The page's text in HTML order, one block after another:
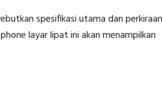
spesifikasi utama dan perkiraan
layar lipat ini akan menampilkan